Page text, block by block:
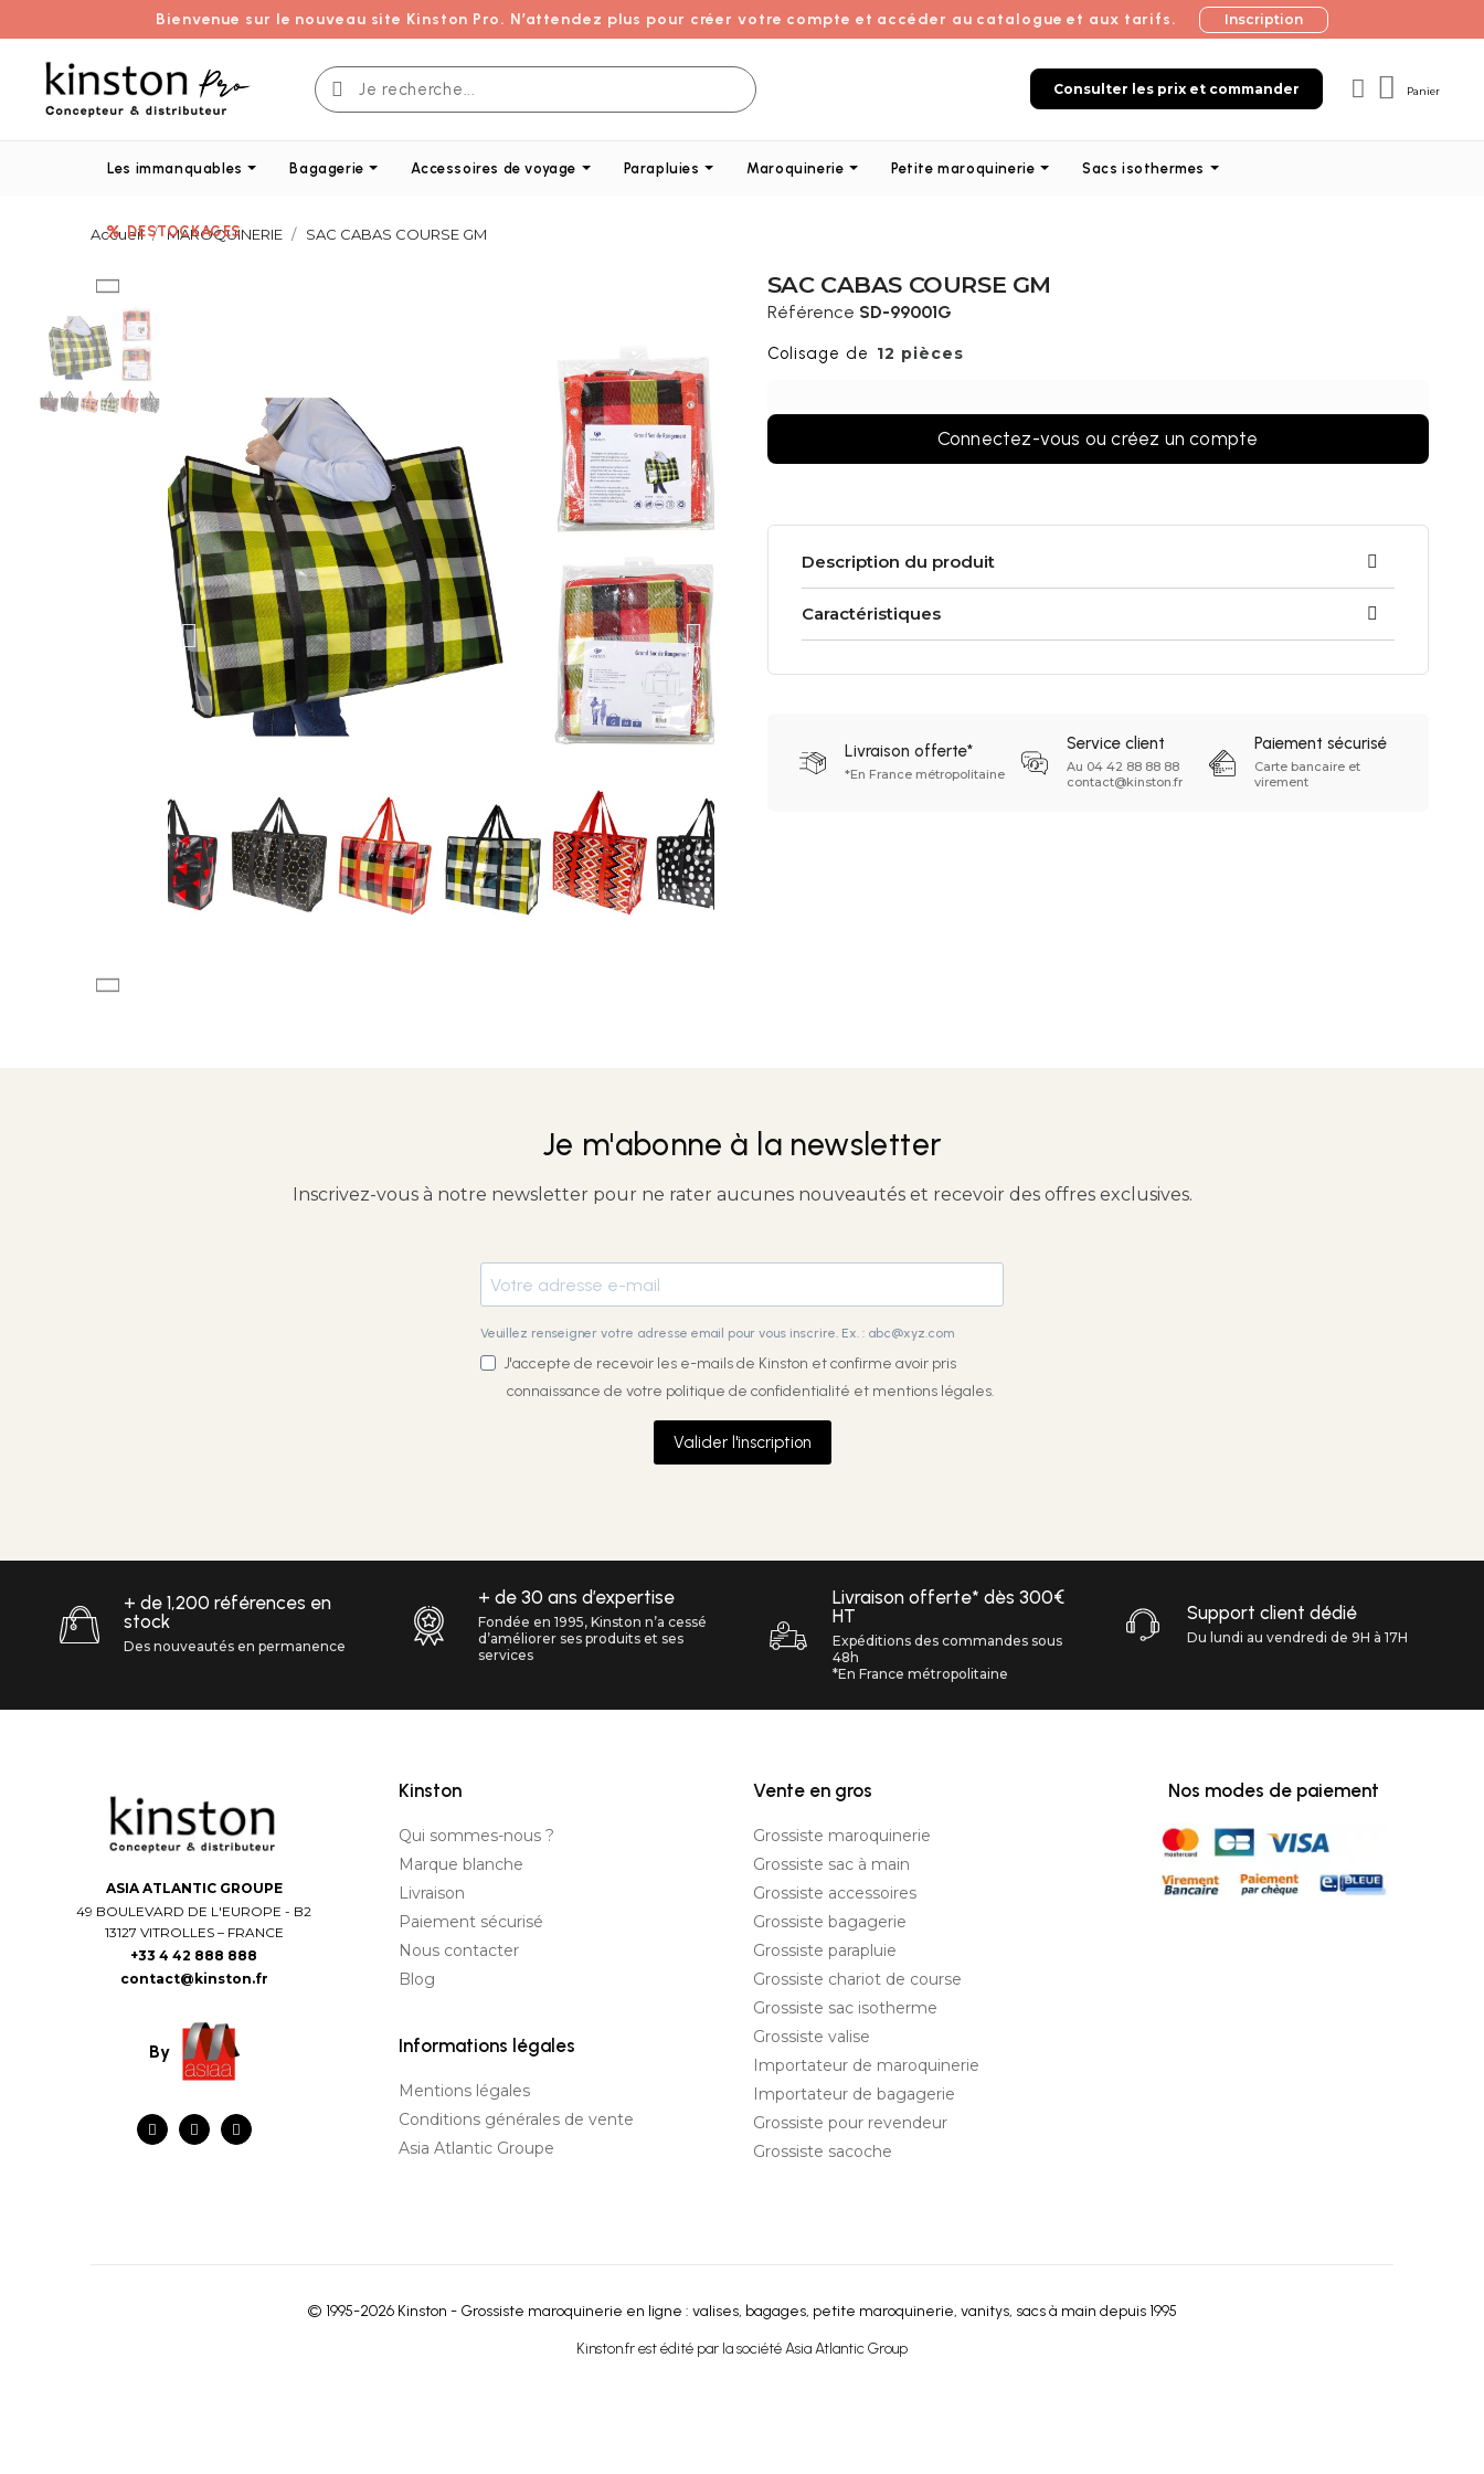
Bienvenue sur le nouveau site Kinston Pro. N’attendez plus pour créer votre compte et accéder au catalogue et aux tarifs. Inscription
Consulter les prix et commander Panier
Les immanquables Bagagerie Accessoires de voyage Parapluies Maroquinerie Petite maroquinerie Sacs isothermes
DESTOCKAGES
Accueil MAROQUINERIE SAC CABAS COURSE GM
SAC CABAS COURSE GM
Référence SD-99001G
12 pièces
Connectez-vous ou créez un compte
Description du produit
Caractéristiques
Livraison offerte*
*En France métropolitaine
Service client
Au 04 42 88 88 88
contact@kinston.fr
Paiement sécurisé
Carte bancaire et
virement
Je m'abonne à la newsletter
Inscrivez-vous à notre newsletter pour ne rater aucunes nouveautés et recevoir des offres exclusives.
Veuillez renseigner votre adresse email pour vous inscrire. Ex. : abc@xyz.com
J'accepte de recevoir les e-mails de Kinston et confirme avoir pris
connaissance de votre politique de confidentialité et mentions légales.
Valider l'inscription
+ de 1,200 références en
stock
Des nouveautés en permanence
+ de 30 ans d’expertise
Fondée en 1995, Kinston n’a cessé
d’améliorer ses produits et ses
services
Livraison offerte* dès 300€
HT
Expéditions des commandes sous
48h
*En France métropolitaine
Support client dédié
Du lundi au vendredi de 9H à 17H
ASIA ATLANTIC GROUPE
49 BOULEVARD DE L'EUROPE - B2
13127 VITROLLES – FRANCE
+33 4 42 888 888
contact@kinston.fr
By
Kinston
Qui sommes-nous ?
Marque blanche
Livraison
Paiement sécurisé
Nous contacter
Blog
Informations légales
Mentions légales
Conditions générales de vente
Asia Atlantic Groupe
Vente en gros
Grossiste maroquinerie
Grossiste sac à main
Grossiste accessoires
Grossiste bagagerie
Grossiste parapluie
Grossiste chariot de course
Grossiste sac isotherme
Grossiste valise
Importateur de maroquinerie
Importateur de bagagerie
Grossiste pour revendeur
Grossiste sacoche
Nos modes de paiement
© 1995-2026 Kinston - Grossiste maroquinerie en ligne : valises, bagages, petite maroquinerie, vanitys, sacs à main depuis 1995
Kinston.fr est édité par la société Asia Atlantic Group